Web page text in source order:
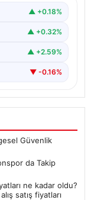
takımda▲ +0.18%
▲ +0.32%
▲ +2.59%
▼ -0.16%
Güvenlik
da Takip
ne kadar oldu?
satış fiyatları